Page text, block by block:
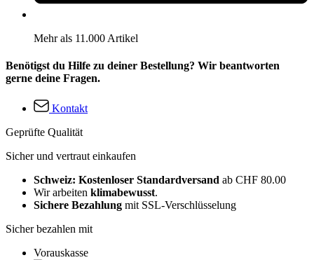
Mehr als 11.000 Artikel
Benötigst du Hilfe zu deiner Bestellung? Wir beantworten
gerne deine Fragen.
Kontakt
Geprüfte Qualität
Sicher und vertraut einkaufen
Schweiz: Kostenloser Standardversand ab CHF 80.00
Wir arbeiten klimabewusst.
Sichere Bezahlung mit SSL-Verschlüsselung
Sicher bezahlen mit
Vorauskasse